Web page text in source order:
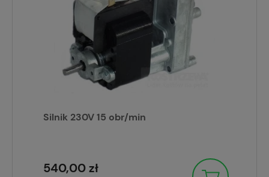
Silnik 230V 15 obr/min
540,00 zł